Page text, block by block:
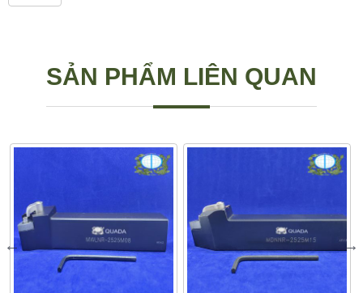
SẢN PHẨM LIÊN QUAN